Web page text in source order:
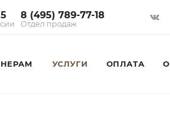
8 (495) 789-77-18
Отдел продаж
УСЛУГИ ОПЛАТА